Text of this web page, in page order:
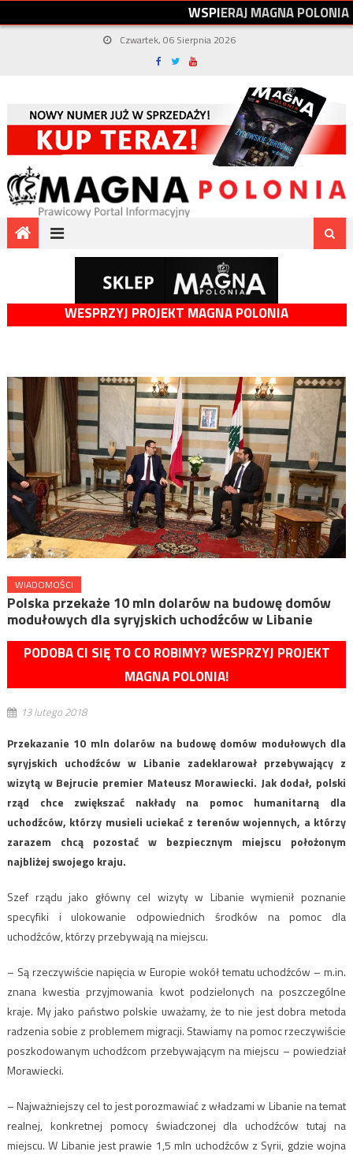
WSPIERAJMAGNAPOLONIA
Czwartek, 06 Sierpnia 2026
WESPRZYJ PROJEKT MAGNA POLONIA
WIADOMOŚCI
Polska przekaże 10 mln dolarów na budowę domów
modułowych dla syryjskich uchodźców w Libanie
PODOBA CI SIĘ TO CO ROBIMY? WESPRZYJ PROJEKT
MAGNA POLONIA!
13 lutego 2018
Przekazanie 10 mln dolarów na budowę domów modułowych dla
syryjskich uchodźców w Libanie zadeklarował przebywający z
wizytą w Bejrucie premier Mateusz Morawiecki. Jak dodał, polski
rząd chce zwiększać nakłady na pomoc humanitarną dla
uchodźców, którzy musieli uciekać z terenów wojennych, a którzy
zarazem chcą pozostać w bezpiecznym miejscu położonym
najbliżej swojego kraju.
Szef rządu jako główny cel wizyty w Libanie wymienił poznanie
specyfiki i ulokowanie odpowiednich środków na pomoc dla
uchodźców, którzy przebywają na miejscu.
– Są rzeczywiście napięcia w Europie wokół tematu uchodźców – m.in.
znana kwestia przyjmowania kwot podzielonych na poszczególne
kraje. My jako państwo polskie uważamy, że to nie jest dobra metoda
radzenia sobie z problemem migracji. Stawiamy na pomoc rzeczywiście
poszkodowanym uchodźcom przebywającym na miejscu – powiedział
Morawiecki.
– Najważniejszy cel to jest porozmawiać z władzami w Libanie na temat
realnej, konkretnej pomocy świadczonej dla uchodźców tutaj na
miejscu. W Libanie jest prawie 1,5 mln uchodźców z Syrii, gdzie wojna